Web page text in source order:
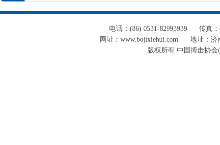
电话：(86) 0531-82993939
传真
网址：www.bojixiehui.com
地址：济
版权所有 中国搏击协